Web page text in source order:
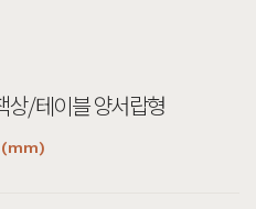
상/테이블 양서랍형
(mm)